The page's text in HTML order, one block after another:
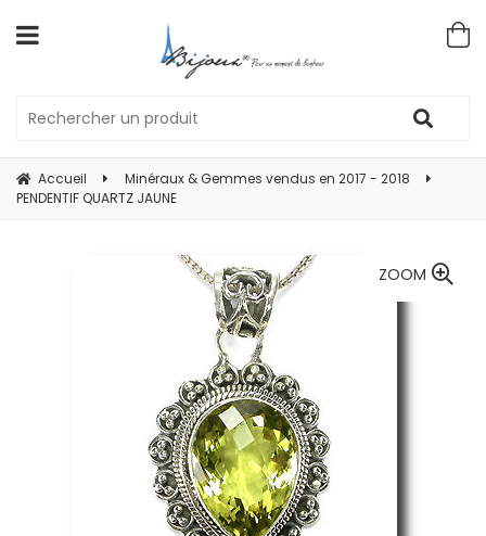
Accueil
Minéraux & Gemmes vendus en 2017 - 2018
PENDENTIF QUARTZ JAUNE
ZOOM